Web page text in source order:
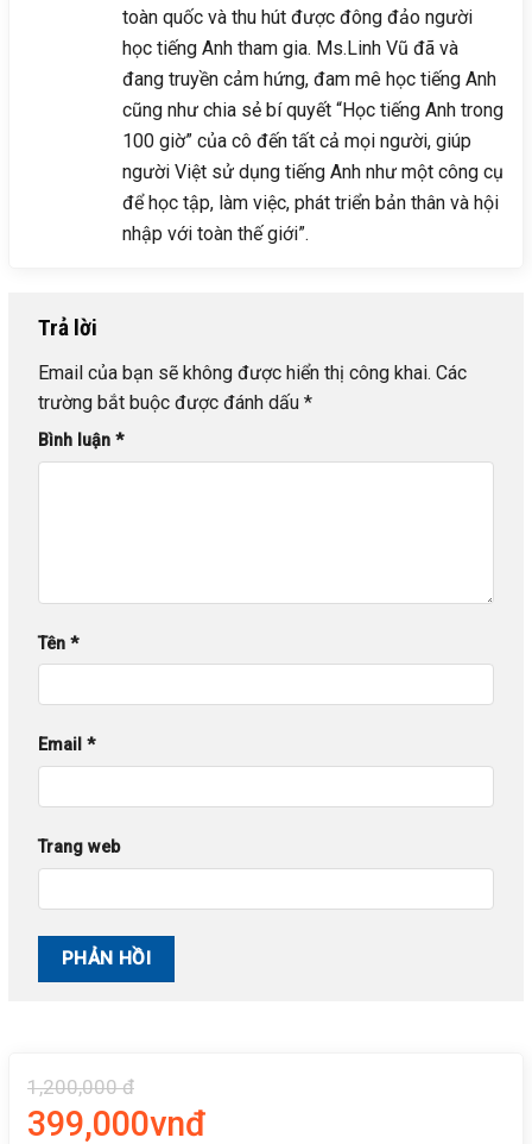
toàn quốc và thu hút được đông đảo người
học tiếng Anh tham gia. Ms.Linh Vũ đã và
đang truyền cảm hứng, đam mê học tiếng Anh
cũng như chia sẻ bí quyết “Học tiếng Anh trong
100 giờ” của cô đến tất cả mọi người, giúp
người Việt sử dụng tiếng Anh như một công cụ
để học tập, làm việc, phát triển bản thân và hội
nhập với toàn thế giới”.
Trả lời
Email của bạn sẽ không được hiển thị công khai. Các
trường bắt buộc được đánh dấu *
Bình luận *
Tên *
Email *
Trang web
1,200,000 đ
399,000vnđ